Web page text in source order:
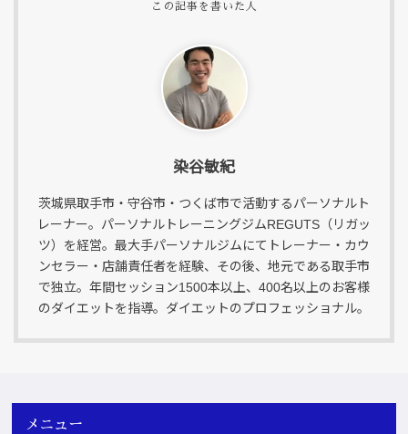
染谷敏紀
茨城県取手市・守谷市・つくば市で活動するパーソナルト
レーナー。パーソナルトレーニングジムREGUTS（リガッ
ツ）を経営。最大手パーソナルジムにてトレーナー・カウ
ンセラー・店舗責任者を経験、その後、地元である取手市
で独立。年間セッション1500本以上、400名以上のお客様
のダイエットを指導。ダイエットのプロフェッショナル。
メニュー